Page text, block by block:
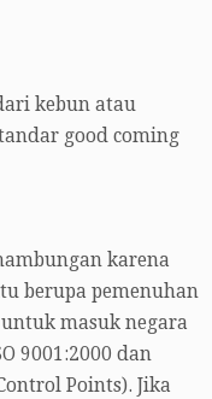
kebun atau
good coming
karena
berupa pemenuhan
masuk negara
9001:2000 dan
Points). Jika